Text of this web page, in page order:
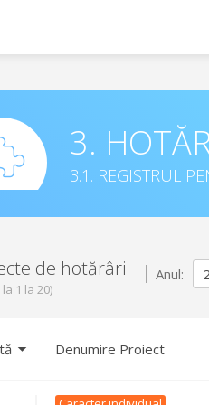
3.
3.1. REGISTRUL
de hotărâri
1 la 20)
Anul:
Denumire Proiect